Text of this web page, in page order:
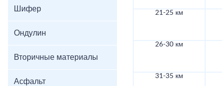
Шифер
Ондулин
Вторичные материалы
Асфальт
21-25 км
26-30 км
31-35 км